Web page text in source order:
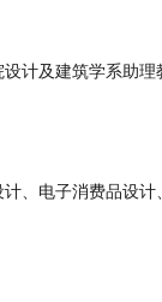
计及建筑学系助理
、电子消费品设计